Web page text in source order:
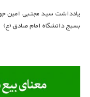
یادداشت سید مجتبی امین جواهری/ انتشار در ماهنامه حیات / آبان 99 /
بسیج دانشگاه امام صادق (ع)